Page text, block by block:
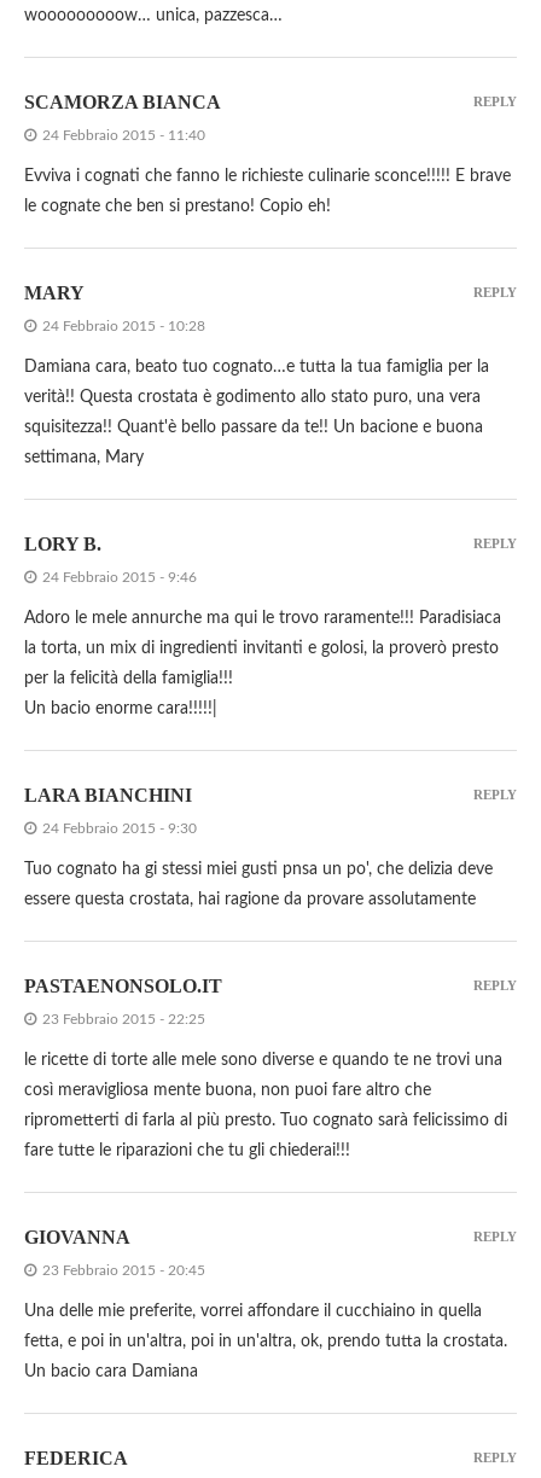
wooooooooow… unica, pazzesca…
SCAMORZA BIANCA
24 Febbraio 2015 - 11:40
Evviva i cognati che fanno le richieste culinarie sconce!!!!! E brave
le cognate che ben si prestano! Copio eh!
REPLY
MARY
24 Febbraio 2015 - 10:28
Damiana cara, beato tuo cognato…e tutta la tua famiglia per la
verità!! Questa crostata è godimento allo stato puro, una vera
squisitezza!! Quant'è bello passare da te!! Un bacione e buona
settimana, Mary
REPLY
LORY B.
24 Febbraio 2015 - 9:46
Adoro le mele annurche ma qui le trovo raramente!!! Paradisiaca
la torta, un mix di ingredienti invitanti e golosi, la proverò presto
per la felicità della famiglia!!!
Un bacio enorme cara!!!!!|
REPLY
LARA BIANCHINI
24 Febbraio 2015 - 9:30
Tuo cognato ha gi stessi miei gusti pnsa un po', che delizia deve
essere questa crostata, hai ragione da provare assolutamente
REPLY
PASTAENONSOLO.IT
23 Febbraio 2015 - 22:25
le ricette di torte alle mele sono diverse e quando te ne trovi una
così meravigliosa mente buona, non puoi fare altro che
riprometterti di farla al più presto. Tuo cognato sarà felicissimo di
fare tutte le riparazioni che tu gli chiederai!!!
REPLY
GIOVANNA
23 Febbraio 2015 - 20:45
Una delle mie preferite, vorrei affondare il cucchiaino in quella
fetta, e poi in un'altra, poi in un'altra, ok, prendo tutta la crostata.
Un bacio cara Damiana
REPLY
FEDERICA REPLY